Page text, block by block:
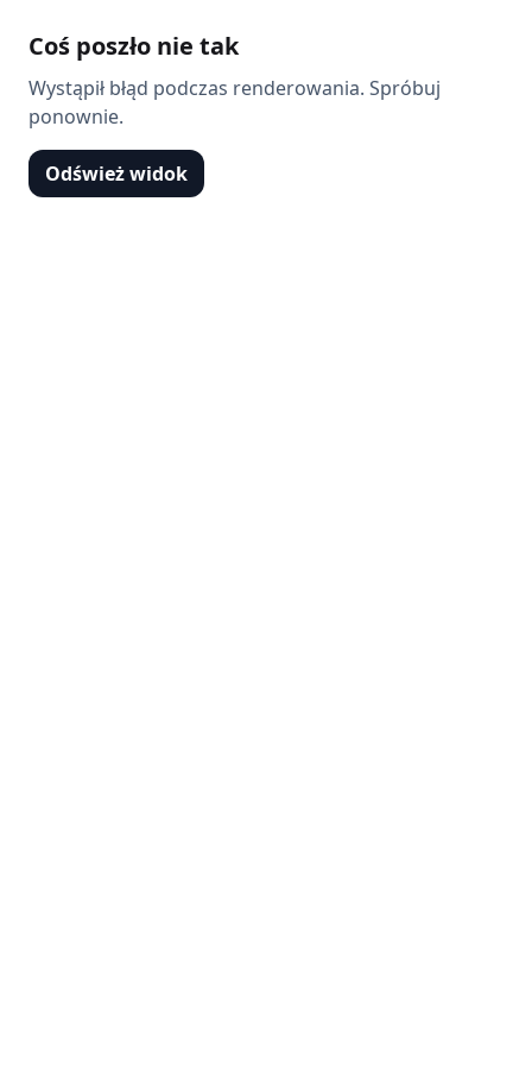
Coś poszło nie tak
Wystąpił błąd podczas renderowania. Spróbuj
ponownie.
Odśwież widok